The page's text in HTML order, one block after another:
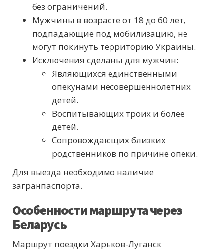
без ограничений.
Мужчины в возрасте от 18 до 60 лет,
подпадающие под мобилизацию, не
могут покинуть территорию Украины.
Исключения сделаны для мужчин:
Являющихся единственными
опекунами несовершеннолетних
детей.
Воспитывающих троих и более
детей.
Сопровождающих близких
родственников по причине опеки.
Для выезда необходимо наличие
загранпаспорта.
Особенности маршрута через
Беларусь
Маршрут поездки Харьков-Луганск